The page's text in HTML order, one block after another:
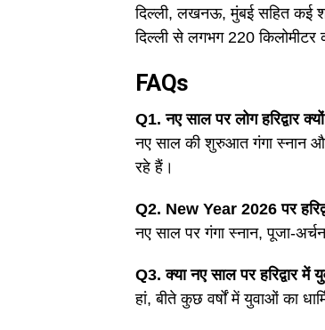
दिल्ली, लखनऊ, मुंबई सहित कई
दिल्ली से लगभग 220
FAQs
Q1. नए साल पर लोग हरिद्वार
नए साल की शुरुआत गंगा स्नान और
रहे हैं।
Q2. New Year 2026 पर
नए साल पर गंगा स्नान, पूजा-
Q3. क्या नए साल पर हरिद्वार में
हां, बीते कुछ वर्षों में युवाओं का